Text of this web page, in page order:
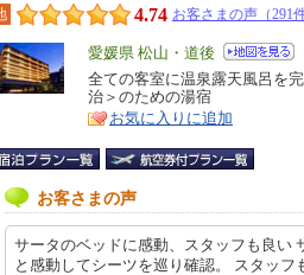
4.74 お客さまの声（291件
エ
リ
ア
愛媛県 松山・道後
特
徴
全ての客室に温泉露天風呂を
治＞のための湯宿
お気に入りに追加
お客さまの声
サータのベッドに感動、スタッフも良い
と感動してシーツを巡り確認。 スタッ